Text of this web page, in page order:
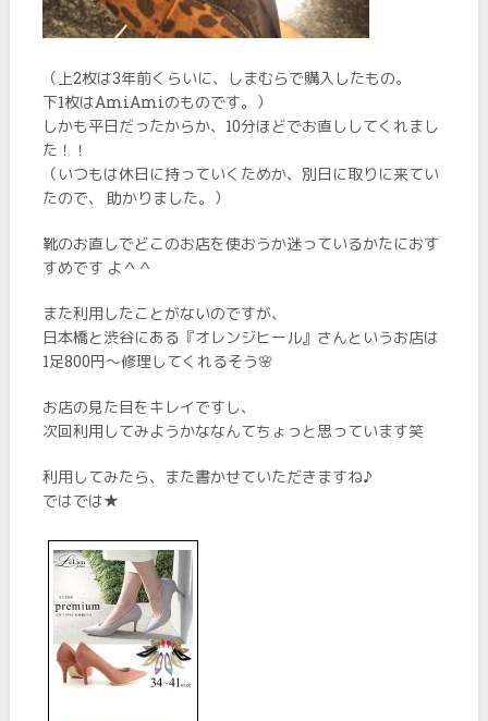
（上2枚は3年前くらいに、しまむらで購入したもの。
下1枚はAmiAmiのものです。）
しかも平日だったからか、10分ほどでお直ししてくれまし
た！！
（いつもは休日に持っていくためか、別日に取りに来てい
たので、 助かりました。）
靴のお直しでどこのお店を使おうか迷っているかたにおす
すめです よ＾＾
また利用したことがないのですが、
日本橋と渋谷にある『オレンジヒール』さんというお店は
1足800円～修理してくれるそう🌸
お店の見た目をキレイですし、
次回利用してみようかななんてちょっと思っています笑
利用してみたら、また書かせていただきますね♪
ではでは★